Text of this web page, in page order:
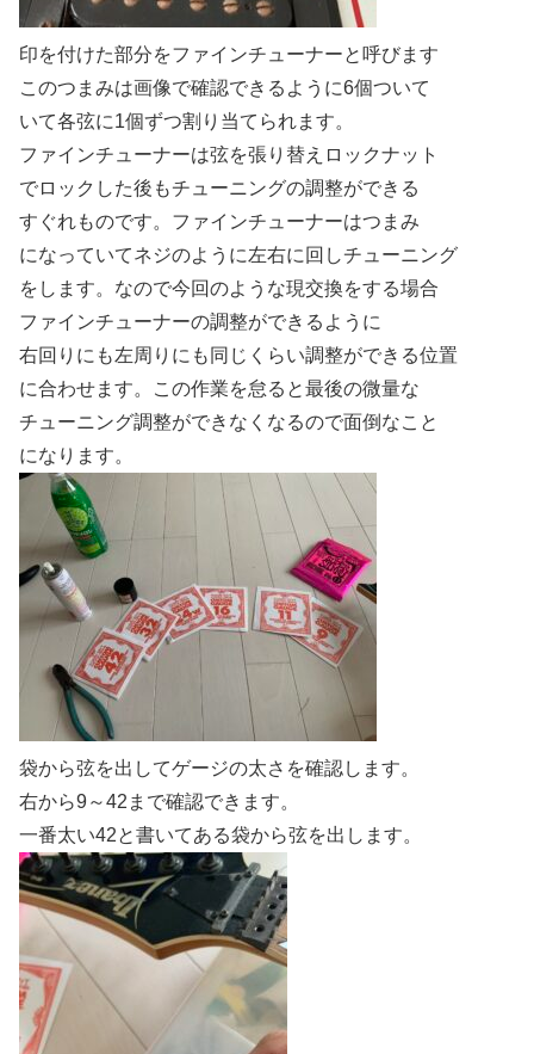
印を付けた部分をファインチューナーと呼びます
このつまみは画像で確認できるように6個ついて
いて各弦に1個ずつ割り当てられます。
ファインチューナーは弦を張り替えロックナット
でロックした後もチューニングの調整ができる
すぐれものです。ファインチューナーはつまみ
になっていてネジのように左右に回しチューニング
をします。なので今回のような現交換をする場合
ファインチューナーの調整ができるように
右回りにも左周りにも同じくらい調整ができる位置
に合わせます。この作業を怠ると最後の微量な
チューニング調整ができなくなるので面倒なこと
になります。
袋から弦を出してゲージの太さを確認します。
右から9～42まで確認できます。
一番太い42と書いてある袋から弦を出します。